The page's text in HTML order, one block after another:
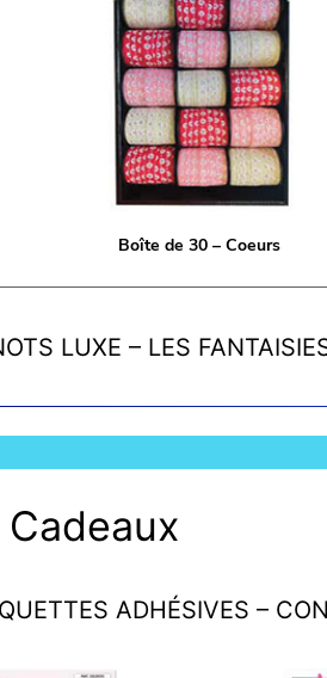
Boîte de 30 – Coeurs
LUXE – LES
ADHÉSIVES –